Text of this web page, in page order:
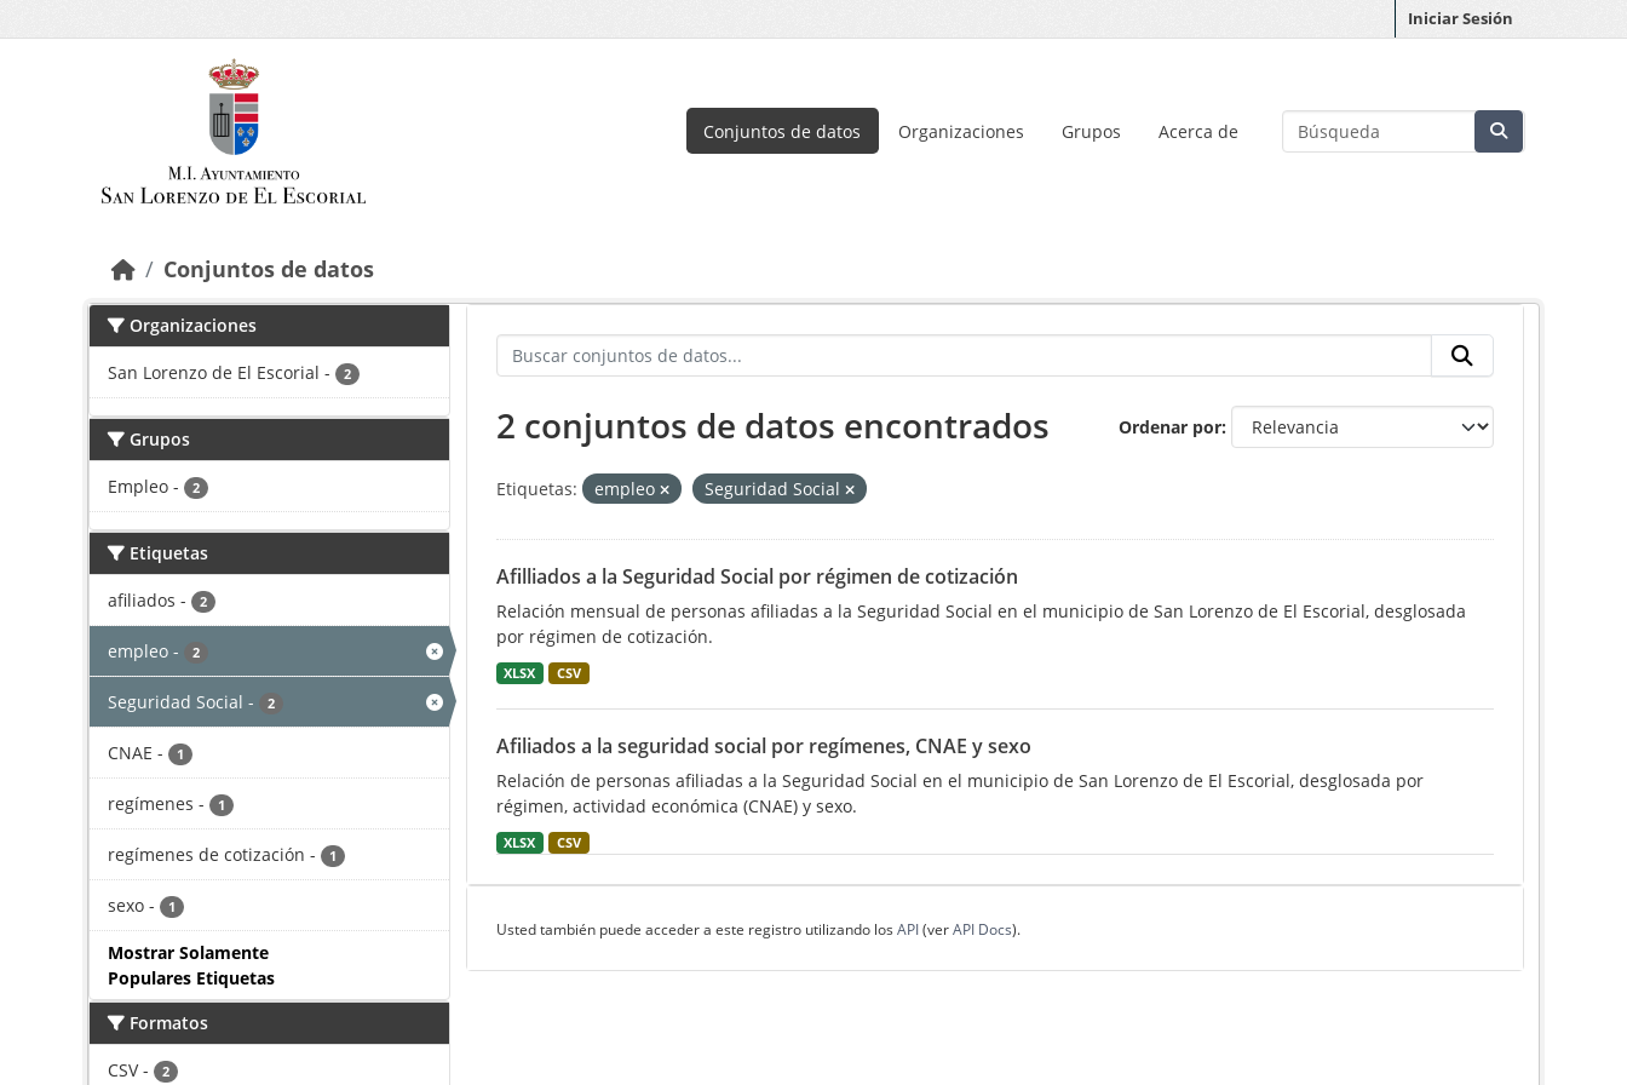
Iniciar Sesión
Conjuntos de datos Organizaciones Grupos Acerca de
Conjuntos de datos
Organizaciones
San Lorenzo de El Escorial - 2
Grupos
Empleo - 2
Etiquetas
afiliados - 2
empleo - 2
Seguridad Social - 2
CNAE - 1
regímenes - 1
regímenes de cotización - 1
sexo - 1
Mostrar Solamente
Populares Etiquetas
Formatos
CSV - 2
Ordenar por
2 conjuntos de datos encontrados
Etiquetas: empleo Seguridad Social
Afilliados a la Seguridad Social por régimen de cotización
Relación mensual de personas afiliadas a la Seguridad Social en el municipio de San Lorenzo de El Escorial, desglosada
por régimen de cotización.
XLSX CSV
Afiliados a la seguridad social por regímenes, CNAE y sexo
Relación de personas afiliadas a la Seguridad Social en el municipio de San Lorenzo de El Escorial, desglosada por
régimen, actividad económica (CNAE) y sexo.
XLSX CSV
Usted también puede acceder a este registro utilizando los API(verAPI Docs).